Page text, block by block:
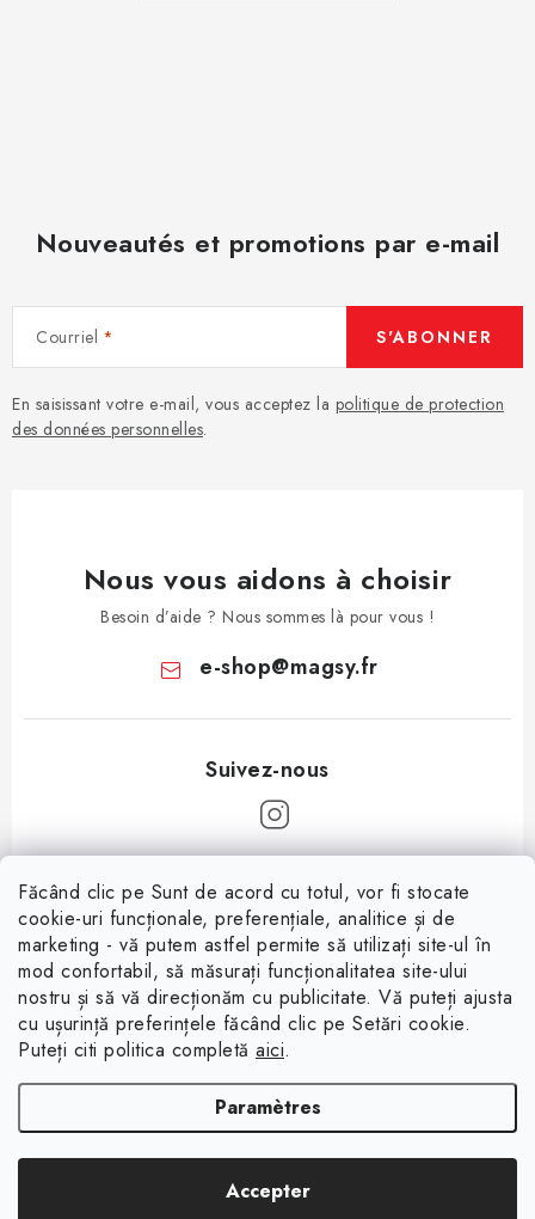
Făcând clic pe Sunt de acord cu totul, vor fi stocate
cookie-uri funcționale, preferențiale, analitice și de
marketing - vă putem astfel permite să utilizați site-ul în
mod confortabil, să măsurați funcționalitatea site-ului
nostru și să vă direcționăm cu publicitate. Vă puteți ajusta
cu ușurință preferințele făcând clic pe Setări cookie.
Puteți citi politica completă aici.
Paramètres
Accepter
Nouveautés et promotions par e-mail
Courriel
En saisissant votre e-mail, vous acceptez la politique de protection
des données personnelles.
S'ABONNER
Nous vous aidons à choisir
Besoin d’aide ? Nous sommes là pour vous !
e-shop@magsy.fr
Informații pentru tine
À propos
Conditions de vente
Facebook
Copyright 2026Magsy.fr. Tous droits réservés.Modifier les paramètres des
cookies